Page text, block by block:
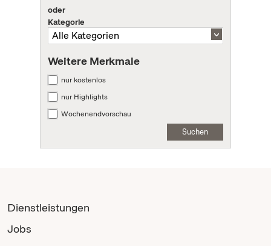
oder
Kategorie
Weitere Merkmale
nur kostenlos
nur Highlights
Wochenendvorschau
Suchen
Dienstleistungen
Jobs